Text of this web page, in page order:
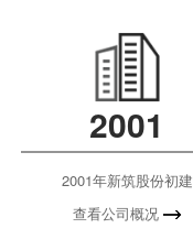
2001
2001年新筑股份初建
查看公司概况